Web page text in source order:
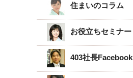
住まいのコラム
お役立ちセミナー
403社長Facebook